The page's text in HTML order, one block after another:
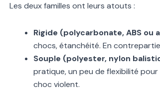
Les deux familles ont leurs atouts :
Rigide (polycarbonate, ABS ou
chocs, étanchéité. En
Souple (polyester, nylon
pratique, un peu de flexibilité
choc violent.